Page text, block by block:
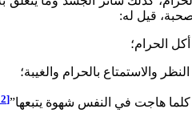
قيل له:
الحرام؛
والاستمتاع بالحرام والغيبة؛
هاجت في النفس شهوة يتبعها”[12]